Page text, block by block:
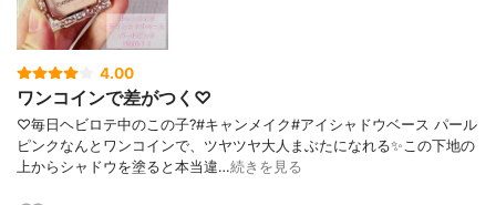
4.00
ワンコインで差がつく♡
♡毎日ヘビロテ中のこの子?#キャンメイク#アイシャドウベース パール
ピンクなんとワンコインで、ツヤツヤ大人まぶたになれる✨この下地の
上からシャドウを塗ると本当違…続きを見る